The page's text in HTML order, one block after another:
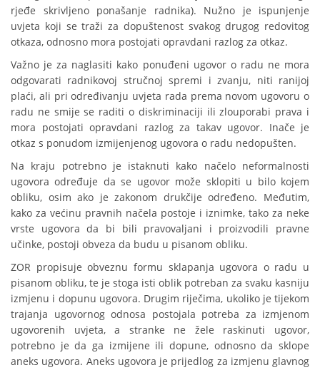
rjeđe skrivljeno ponašanje radnika). Nužno je ispunjenje
uvjeta koji se traži za dopuštenost svakog drugog redovitog
otkaza, odnosno mora postojati opravdani razlog za otkaz.
Važno je za naglasiti kako ponuđeni ugovor o radu ne mora
odgovarati radnikovoj stručnoj spremi i zvanju, niti ranijoj
plaći, ali pri određivanju uvjeta rada prema novom ugovoru o
radu ne smije se raditi o diskriminaciji ili zlouporabi prava i
mora postojati opravdani razlog za takav ugovor. Inače je
otkaz s ponudom izmijenjenog ugovora o radu nedopušten.
Na kraju potrebno je istaknuti kako načelo neformalnosti
ugovora određuje da se ugovor može sklopiti u bilo kojem
obliku, osim ako je zakonom drukčije određeno. Međutim,
kako za većinu pravnih načela postoje i iznimke, tako za neke
vrste ugovora da bi bili pravovaljani i proizvodili pravne
učinke, postoji obveza da budu u pisanom obliku.
ZOR propisuje obveznu formu sklapanja ugovora o radu u
pisanom obliku, te je stoga isti oblik potreban za svaku kasniju
izmjenu i dopunu ugovora. Drugim riječima, ukoliko je tijekom
trajanja ugovornog odnosa postojala potreba za izmjenom
ugovorenih uvjeta, a stranke ne žele raskinuti ugovor,
potrebno je da ga izmijene ili dopune, odnosno da sklope
aneks ugovora. Aneks ugovora je prijedlog za izmjenu glavnog